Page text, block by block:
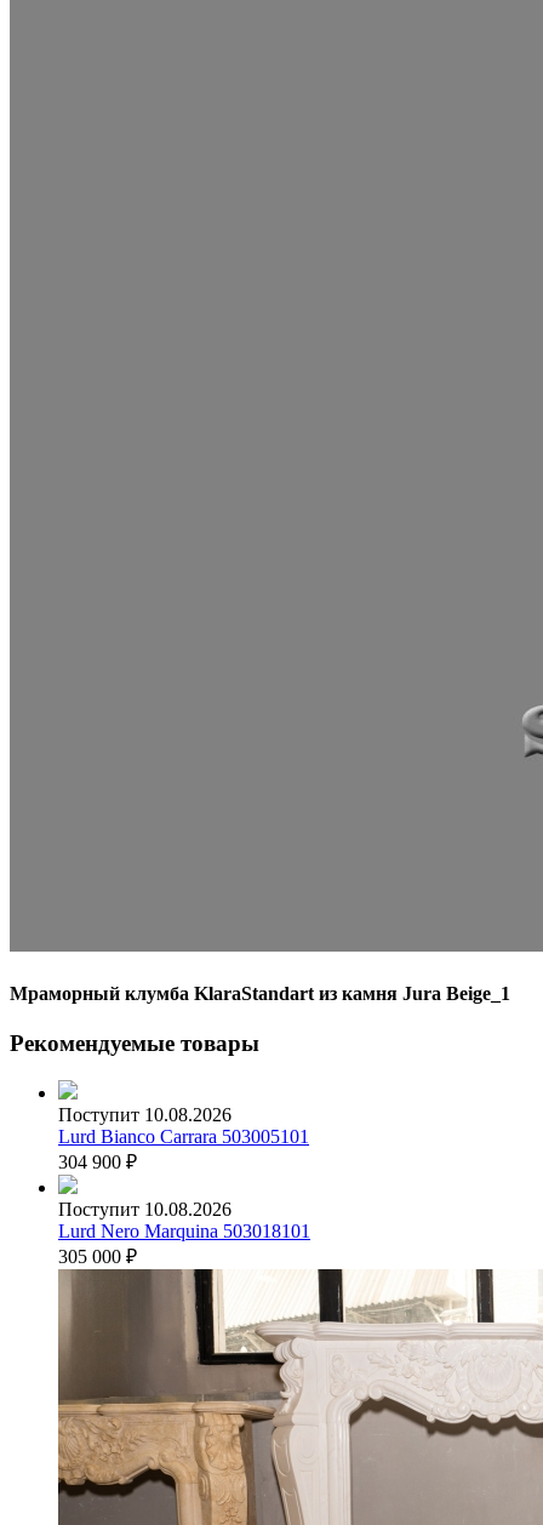
Мраморный клумба KlaraStandart из камня Jura Beige_1
Рекомендуемые товары
Поступит 10.08.2026
Lurd Bianco Carrara 503005101
304 900 ₽
Поступит 10.08.2026
Lurd Nero Marquina 503018101
305 000 ₽